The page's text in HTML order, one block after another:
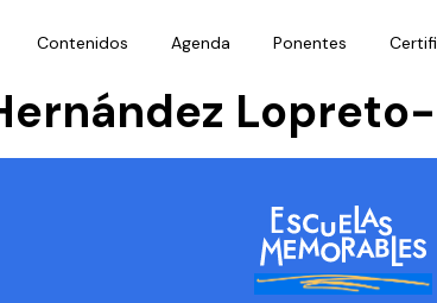
Contenidos Agenda Ponentes